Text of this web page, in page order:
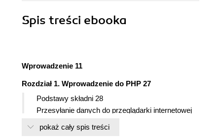
Spis treści ebooka
Wprowadzenie 11
Rozdział 1. Wprowadzenie do PHP 27
Podstawy składni 28
Przesyłanie danych do przeglądarki internetowej
Wstawianie komentarzy 36
pokaż cały spis treści